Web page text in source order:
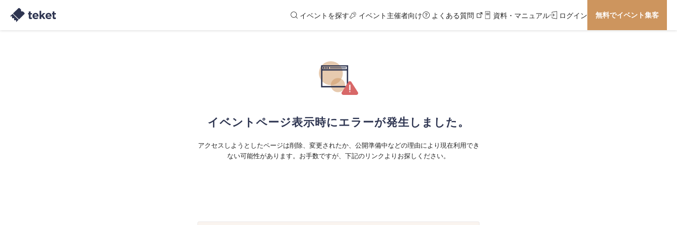
イベントを探す イベント主催者向け よくある質問 資料・マニュアル ログイン 無料でイベント集客
イベントページ表示時にエラーが発生しました。
アクセスしようとしたページは削除、変更されたか、公開準備中などの理由により現在利用でき
ない可能性があります。お手数ですが、下記のリンクよりお探しください。